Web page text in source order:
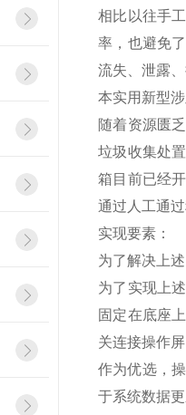
相比以往手
率，也避免
流失、泄露
本实用新型
随着资源匮
垃圾收集处
箱目前已经
通过人工通
实现要素：
为了解决上
为了实现上
固定在底座
关连接操作
作为优选，
于系统数据